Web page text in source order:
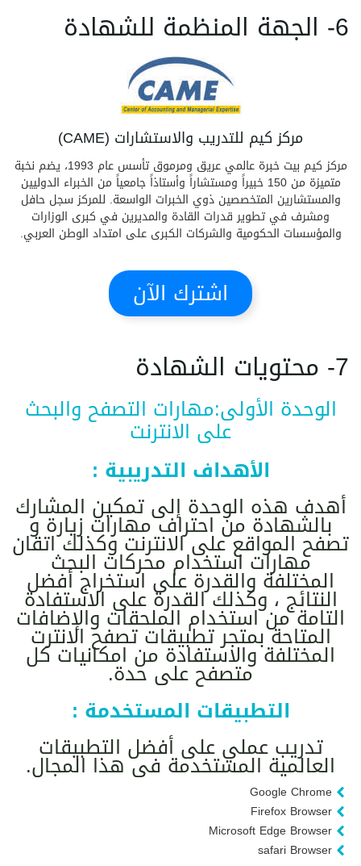
6- الجهة المنظمة للشهادة
مركز كيم للتدريب والاستشارات (CAME)
مركز كيم بيت خبرة عالمي عريق ومرموق تأسس عام 1993، يضم نخبة
متميزة من 150 خبيراً ومستشاراً وأستاذاً جامعياً من الخبراء الدوليين
والمستشارين المتخصصين ذوي الخبرات الواسعة. للمركز سجل حافل
ومشرف في تطوير قدرات القادة والمديرين في كبرى الوزارات
والمؤسسات الحكومية والشركات الكبرى على امتداد الوطن العربي.
اشترك الآن
7- محتويات الشهادة
الوحدة الأولى:مهارات التصفح والبحث
على الانترنت
الأهداف التدريبية :
أهدف هذه الوحدة إلى تمكين المشارك
بالشهادة من احتراف مهارات زيارة و
تصفح المواقع على الانترنت وكذلك اتقان
مهارات استخدام محركات البحث
المختلفة والقدرة على استخراج أفضل
النتائج ، وكذلك القدرة على الاستفادة
التامة من استخدام الملحقات والإضافات
المتاحة بمتجر تطبيقات تصفح الانترت
المختلفة والاستفادة من امكانيات كل
متصفح على حدة.
التطبيقات المستخدمة :
تدريب عملي على أفضل التطبيقات
العالمية المستخدمة فى هذا المجال.
Google Chrome
Firefox Browser
Microsoft Edge Browser
safari Browser